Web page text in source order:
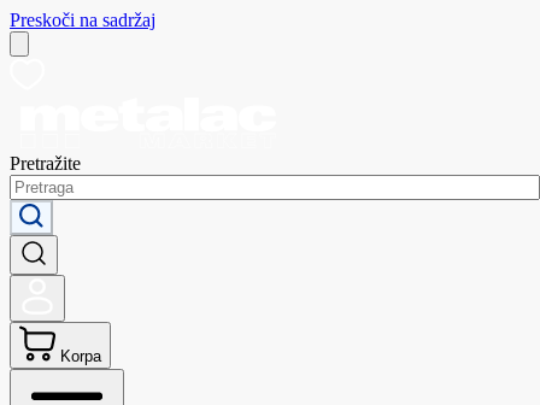
Preskoči na sadržaj
Pretražite
Korpa